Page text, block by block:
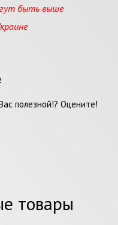
быть выше
полезной!? Оцените!
товары